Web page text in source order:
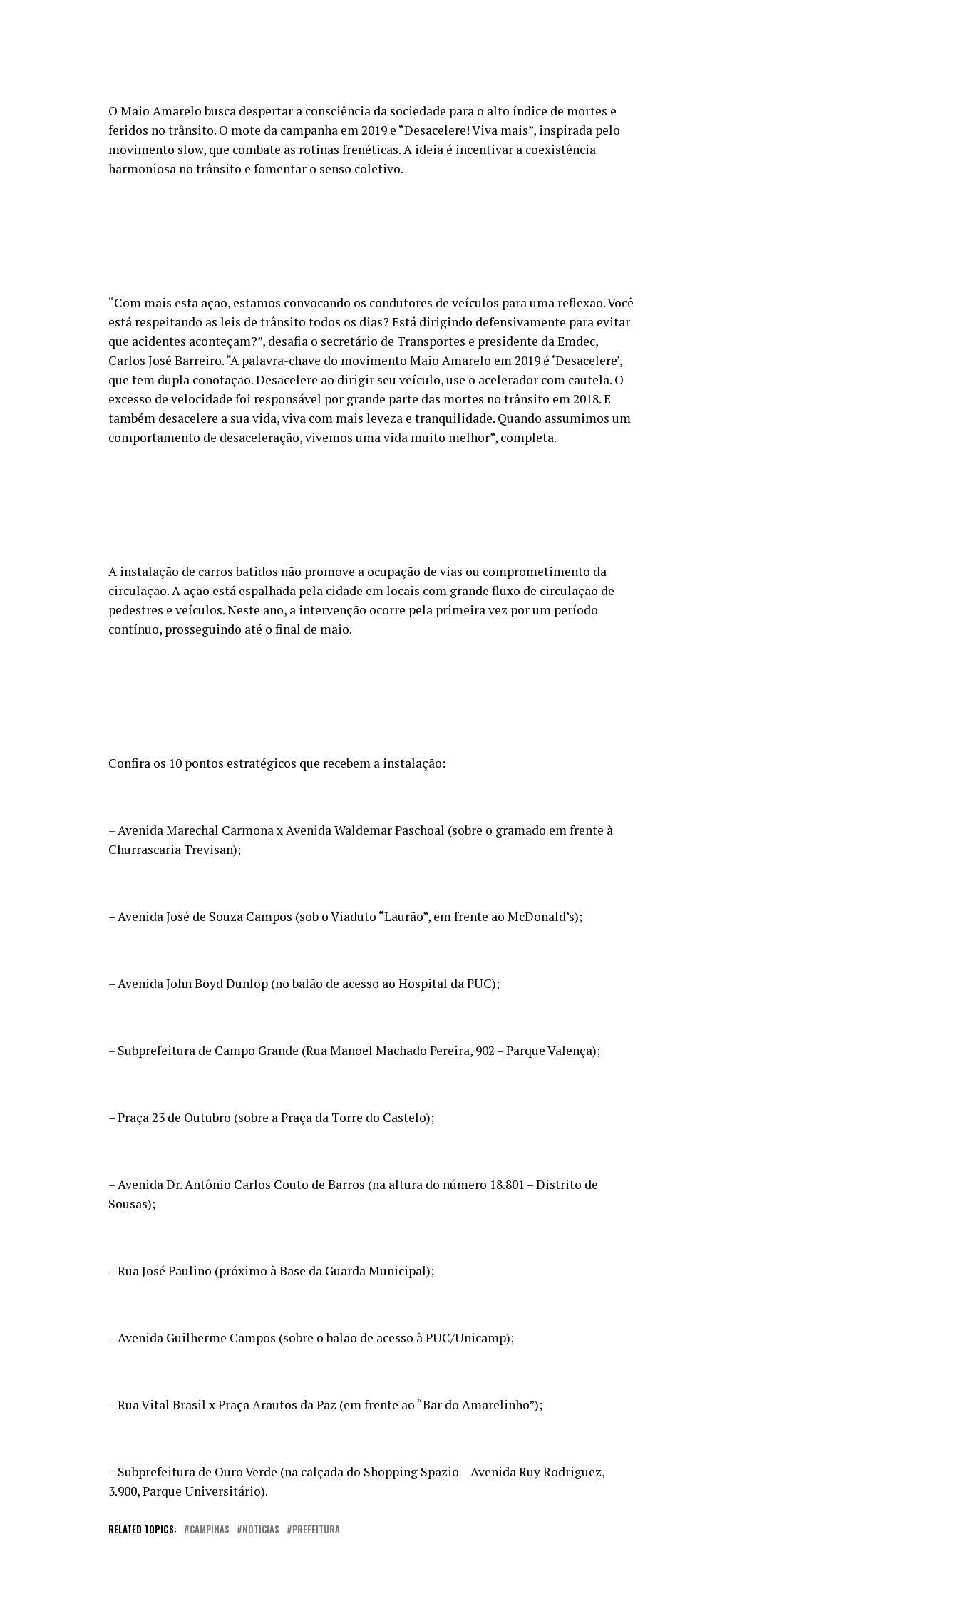
O Maio Amarelo busca despertar a consciência da sociedade para o alto índice de mortes e
feridos no trânsito. O mote da campanha em 2019 e “Desacelere! Viva mais”, inspirada pelo
movimento slow, que combate as rotinas frenéticas. A ideia é incentivar a coexistência
harmoniosa no trânsito e fomentar o senso coletivo.
“Com mais esta ação, estamos convocando os condutores de veículos para uma reflexão. Você
está respeitando as leis de trânsito todos os dias? Está dirigindo defensivamente para evitar
que acidentes aconteçam?”, desafia o secretário de Transportes e presidente da Emdec,
Carlos José Barreiro. “A palavra-chave do movimento Maio Amarelo em 2019 é ‘Desacelere’,
que tem dupla conotação. Desacelere ao dirigir seu veículo, use o acelerador com cautela. O
excesso de velocidade foi responsável por grande parte das mortes no trânsito em 2018. E
também desacelere a sua vida, viva com mais leveza e tranquilidade. Quando assumimos um
comportamento de desaceleração, vivemos uma vida muito melhor”, completa.
A instalação de carros batidos não promove a ocupação de vias ou comprometimento da
circulação. A ação está espalhada pela cidade em locais com grande fluxo de circulação de
pedestres e veículos. Neste ano, a intervenção ocorre pela primeira vez por um período
contínuo, prosseguindo até o final de maio.
Confira os 10 pontos estratégicos que recebem a instalação:
– Avenida Marechal Carmona x Avenida Waldemar Paschoal (sobre o gramado em frente à
Churrascaria Trevisan);
– Avenida José de Souza Campos (sob o Viaduto “Laurão”, em frente ao McDonald’s);
– Avenida John Boyd Dunlop (no balão de acesso ao Hospital da PUC);
– Subprefeitura de Campo Grande (Rua Manoel Machado Pereira, 902 – Parque Valença);
– Praça 23 de Outubro (sobre a Praça da Torre do Castelo);
– Avenida Dr. Antônio Carlos Couto de Barros (na altura do número 18.801 – Distrito de
Sousas);
– Rua José Paulino (próximo à Base da Guarda Municipal);
– Avenida Guilherme Campos (sobre o balão de acesso à PUC/Unicamp);
– Rua Vital Brasil x Praça Arautos da Paz (em frente ao “Bar do Amarelinho”);
– Subprefeitura de Ouro Verde (na calçada do Shopping Spazio – Avenida Ruy Rodriguez,
3.900, Parque Universitário).
RELATED TOPICS: CAMPINAS NOTICIAS PREFEITURA